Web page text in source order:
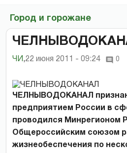
Город и горожане
ЧИ ,22 июня 2011 - 09:24 0
ЧЕЛНЫВОДОКАНАЛ
предприятием России в
проводился Минрегионом
Общероссийским союзом
жизнеобеспечения по